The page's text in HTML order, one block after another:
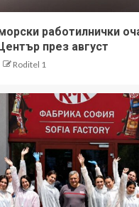
работилнички
през август
Roditel 1